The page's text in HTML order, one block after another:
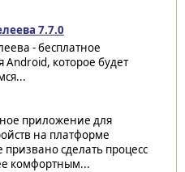
7.7.0
- бесплатное
которое будет
приложение для
на платформе
призвано сделать процесс
комфортным...